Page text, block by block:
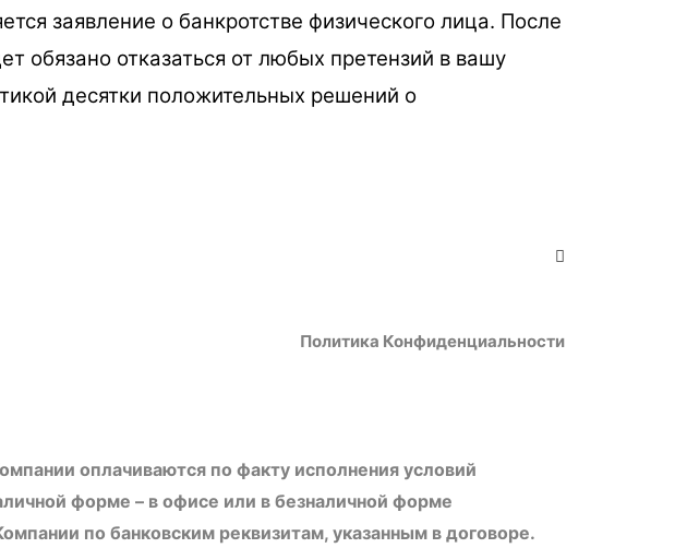
заявление о банкротстве физического лица. После
обязано отказаться от любых претензий в вашу
десятки положительных решений о
Политика Конфиденциальности
оплачиваются по факту исполнения условий
форме – в офисе или в безналичной форме
по банковским реквизитам, указанным в договоре.